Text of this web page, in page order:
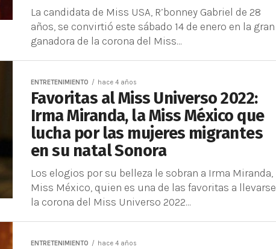
La candidata de Miss USA, R’bonney Gabriel de 28
años, se convirtió este sábado 14 de enero en la gran
ganadora de la corona del Miss...
ENTRETENIMIENTO hace 4 años
Favoritas al Miss Universo 2022:
Irma Miranda, la Miss México que
lucha por las mujeres migrantes
en su natal Sonora
Los elogios por su belleza le sobran a Irma Miranda,
Miss México, quien es una de las favoritas a llevarse
la corona del Miss Universo 2022...
ENTRETENIMIENTO hace 4 años